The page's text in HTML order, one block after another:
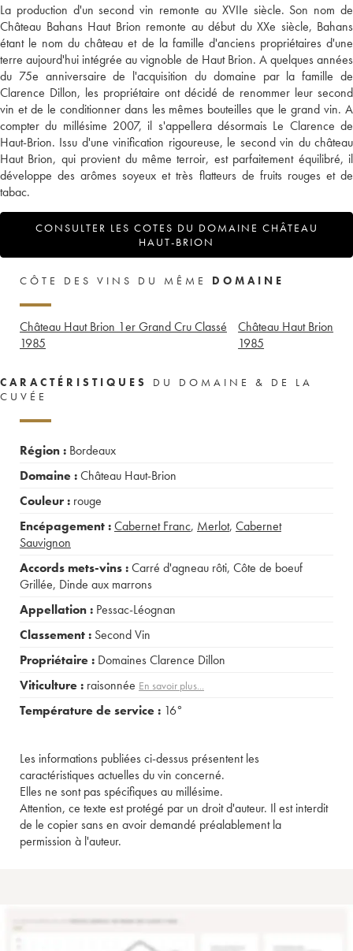
La production d'un second vin remonte au XVIIe siècle. Son nom de
Château Bahans Haut Brion remonte au début du XXe siècle, Bahans
étant le nom du château et de la famille d'anciens propriétaires d'une
terre aujourd'hui intégrée au vignoble de Haut Brion. A quelques années
du 75e anniversaire de l'acquisition du domaine par la famille de
Clarence Dillon, les propriétaire ont décidé de renommer leur second
vin et de le conditionner dans les mêmes bouteilles que le grand vin. A
compter du millésime 2007, il s'appellera désormais Le Clarence de
Haut-Brion. Issu d'une vinification rigoureuse, le second vin du château
Haut Brion, qui provient du même terroir, est parfaitement équilibré, il
développe des arômes soyeux et très flatteurs de fruits rouges et de
tabac.
CONSULTER LES COTES DU DOMAINE CHÂTEAU
HAUT-BRION
CÔTE DES VINS DU MÊME DOMAINE
Château Haut Brion 1er Grand Cru Classé
1985
Château Haut Brion
1985
CARACTÉRISTIQUES
DU DOMAINE & DE LA
CUVÉE
Région : Bordeaux
Domaine :Château Haut-Brion
Couleur : rouge
Encépagement :Cabernet Franc, Merlot, Cabernet
Sauvignon
Accords mets-vins :Carré d'agneau rôti, Côte de boeuf
Grillée, Dinde aux marrons
Appellation : Pessac-Léognan
Classement : Second Vin
Propriétaire : Domaines Clarence Dillon
Viticulture : raisonnée En savoir plus...
Température de service : 16°
Les informations publiées ci-dessus présentent les
caractéristiques actuelles du vin concerné.
Elles ne sont pas spécifiques au millésime.
Attention, ce texte est protégé par un droit d'auteur. Il est interdit
de le copier sans en avoir demandé préalablement la
permission à l'auteur.